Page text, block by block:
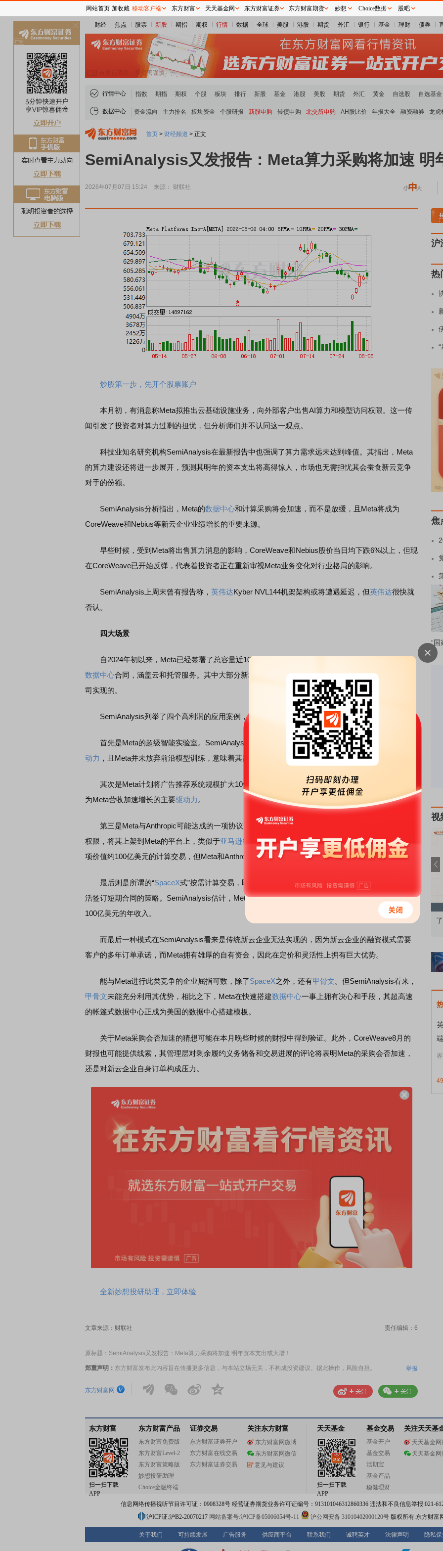
财经 焦点 股票 新股 期指 期权 行情 数据 全球 美股 港股 期货 外汇 银行 基金 理财 债券
行情中心 指数 期指 期权 个股 板块 排行 新股 基金 港股 美股 期货 外汇 黄金 自选股 自选基金
数据中心 资金流向 主力排名 板块资金 个股研报 新股申购 转债申购 北交所申购 AH股比价 年报大全 融资融券 龙虎
首页 > 财经频道 > 正文
SemiAnalysis又发报告：Meta算力采购将加速 明
2026年07月07日 15:24 来源： 财联社
炒股第一步，先开个股票账户
本月初，有消息称Meta拟推出云基础设施业务，向外部客户出售AI算力和模型访问权限。这一传
闻引发了投资者对算力过剩的担忧，但分析师们并不认同这一观点。
科技业知名研究机构SemiAnalysis在最新报告中也强调了算力需求远未达到峰值。其指出，Meta
的算力建设还将进一步展开，预测其明年的资本支出将高得惊人，市场也无需担忧其会蚕食新云竞争
对手的份额。
SemiAnalysis分析指出，Meta的数据中心和计算采购将会加速，而不是放缓，且Meta将成为
CoreWeave和Nebius等新云企业业绩增长的重要来源。
早些时候，受到Meta将出售算力消息的影响，CoreWeave和Nebius股价当日均下跌6%以上，但现
在CoreWeave已开始反弹，代表着投资者正在重新审视Meta业务变化对行业格局的影响。
SemiAnalysis上周末曾有报告称， 英伟达Kyber NVL144机架架构或将遭遇延迟，但英伟达很快就
否认。
四大场景
自2024年初以来，Meta已经签署了总容量近10GW的交易，仅在今年上半年就签订了超过5GW的
数据中心合同，涵盖云和托管服务。其中大部分新增容量现在都是通过CoreWeave和Nebius等新云公
司实现的。
SemiAnalysis列举了四个高利润的应用案例，来支持Meta将进一步扩大算力采购的说法。
首先是Meta的超级智能实验室。SemiAnalysis表示，该实验室仍然是Meta新增计算能力的主要
动力 ，且Meta并未放弃前沿模型训练，意味着其需要源源不断的算力支持。
其次是Meta计划将广告推荐系统规模扩大10倍，而这需要训练和推理计算能力。广告目前已经成
为Meta营收加速增长的主要驱动力 。
第三是Meta与Anthropic可能达成的一项协议。SemiAnalysis称，Meta正在谈判获得Claude的模型
权限，将其上架到Meta的平台上，类似于亚马逊的Bedrock协议。SemiAnalysis预测该协议可能构成一
项价值约100亿美元的计算交易，但Meta和Anthropic均未正式证实此次谈判。
最后则是所谓的“SpaceX式”按需计算交易，即马斯克提出的以高价提供大规模计算服务，并可灵
活签订短期合同的策略。SemiAnalysis估计，Meta仅需向外部客户提供200兆瓦的算力就可以创造超过
100亿美元的年收入。
而最后一种模式在SemiAnalysis看来是传统新云企业无法实现的，因为新云企业的融资模式需要
客户的多年订单承诺，而Meta拥有雄厚的自有资金，因此在定价和灵活性上拥有巨大优势。
能与Meta进行此类竞争的企业屈指可数，除了SpaceX之外，还有甲骨文。但SemiAnalysis看来，
甲骨文未能充分利用其优势，相比之下，Meta在快速搭建数据中心一事上拥有决心和手段，其超高速
的帐篷式数据中心正成为美国的数据中心搭建模板。
关于Meta采购会否加速的猜想可能在本月晚些时候的财报中得到验证。此外，CoreWeave8月的
财报也可能提供线索，其管理层对剩余履约义务储备和交易进展的评论将表明Meta的采购会否加速，
还是对新云企业自身订单构成压力。
全新妙想投研助理，立即体验
文章来源：财联社 责任编辑：6
原标题：SemiAnalysis又发报告：Meta算力采购将加速 明年资本支出或大增！
郑重声明： 东方财富发布此内容旨在传播更多信息，与本站立场无关，不构成投资建议。据此操作，风险自担。 举报
东方财富网
A股估值分析全
沪
热
焦
“国
视
首席连线｜东方财富证券陈果：A股再平衡的
债券知识通识：从基础认知到特色品种
东方财富
扫一扫下载
APP
东方财富产品
东方财富免费版
东方财富Level-2
东方财富策略版
妙想投研助理
Choice金融终端
证券交易
东方财富证券开户
东方财富在线交易
东方财富证券交易
关注东方财富
东方财富网微博
东方财富网微信
意见与建议
天天基金
扫一扫下载
APP
基金交易
基金开户
基金交易
活期宝
基金产品
稳健理财
关注天天基
天天基金网
天天基金网
信息网络传播视听节目许可证：0908328号 经营证券期货业务许可证编号：913101046312860336 违法和不良信息举报:021-
沪ICP证:沪B2-20070217 网站备案号:沪ICP备05006054号-11 沪公网安备 31010402000120号版权所有:东方财富
关于我们 可持续发展 广告服务 供应商平台 联系我们 诚聘英才 法律声明 隐私保
网站首页 加收藏 移动客户端 东方财富 天天基金网 东方财富证券 东方财富期货 妙想 Choice数据 股吧
关